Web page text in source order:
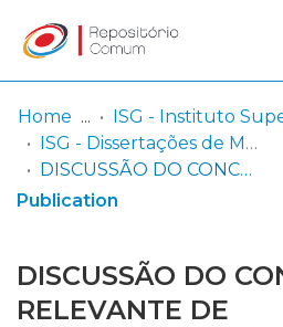
Communities
& Collections
Log
In
(current)
Home
ISG - Dissertações de Mestrado em Gestão Fiscal
DISCUSSÃO DO CONCEITO RELEVANTE DE ESTABELECIMENTO ESTÁVEL PARA EFEITOS DE IVA
Publication
DISCUSSÃO DO
RELEVANTE DE